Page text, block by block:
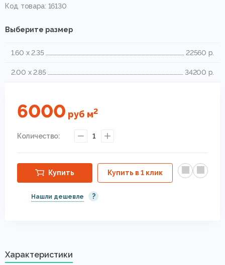
Код товара: 16130
Выберите размер
1.60 x 2.35 22560 р.
2.00 x 2.85 34200 р.
6000 руб м2
Количество: 1
Купить Купить в 1 клик
Нашли дешевле ?
Характеристики